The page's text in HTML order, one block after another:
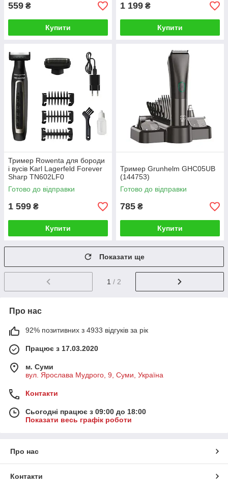
559 ₴
Купити
1 199 ₴
Купити
Тример Rowenta для бороди
і вусів Karl Lagerfeld Forever
Sharp TN602LF0
Готово до відправки
1 599 ₴
Купити
Тример Grunhelm GHC05UB
(144753)
Готово до відправки
785 ₴
Купити
Показати ще
1 / 2
Про нас
92% позитивних з 4933 відгуків за рік
Працює з 17.03.2020
м. Суми
вул. Ярослава Мудрого, 9, Суми, Україна
Контакти
Сьогодні працює з 09:00 до 18:00
Показати весь графік роботи
Про нас
Контакти